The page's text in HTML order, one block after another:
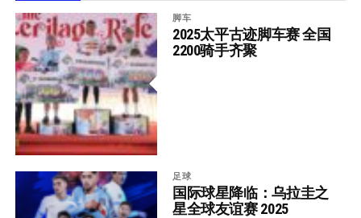
脚车
2025太平古迹脚车赛 全国
2200骑手齐聚
足球
国际球星降临：乌拉圭之
星全球友谊赛 2025